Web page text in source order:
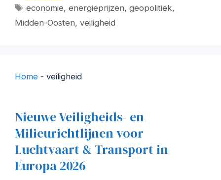
Tags
economie,energieprijzen,geopolitiek,
Midden-Oosten, veiligheid
Home - veiligheid
Nieuwe Veiligheids- en
Milieurichtlijnen voor
Luchtvaart & Transport in
Europa 2026